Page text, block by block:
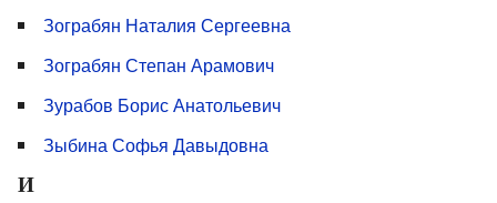
Зограбян Наталия Сергеевна
Зограбян Степан Арамович
Зурабов Борис Анатольевич
Зыбина Софья Давыдовна
И